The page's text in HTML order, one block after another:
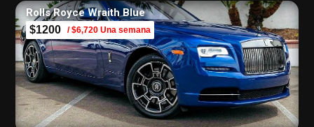
Rolls Royce Wraith Blue
$1200 / $6,720 Una semana